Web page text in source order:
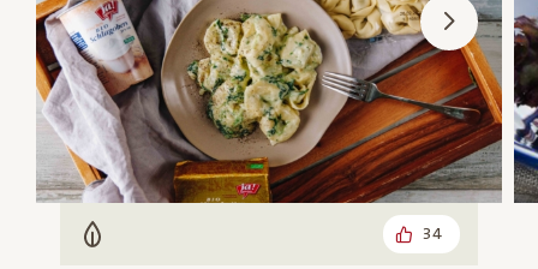
Vegetarisch 34